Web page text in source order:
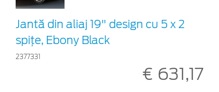
Jantă din aliaj 19" design cu 5 x 2
spițe, Ebony Black
2377331
€ 631,17